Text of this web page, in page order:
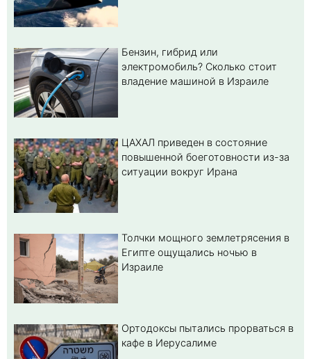
Бензин, гибрид или
электромобиль? Cколько стоит
владение машиной в Израиле
ЦАХАЛ приведен в состояние
повышенной боеготовности из-за
ситуации вокруг Ирана
Толчки мощного землетрясения в
Египте ощущались ночью в
Израиле
Ортодоксы пытались прорваться в
кафе в Иерусалиме